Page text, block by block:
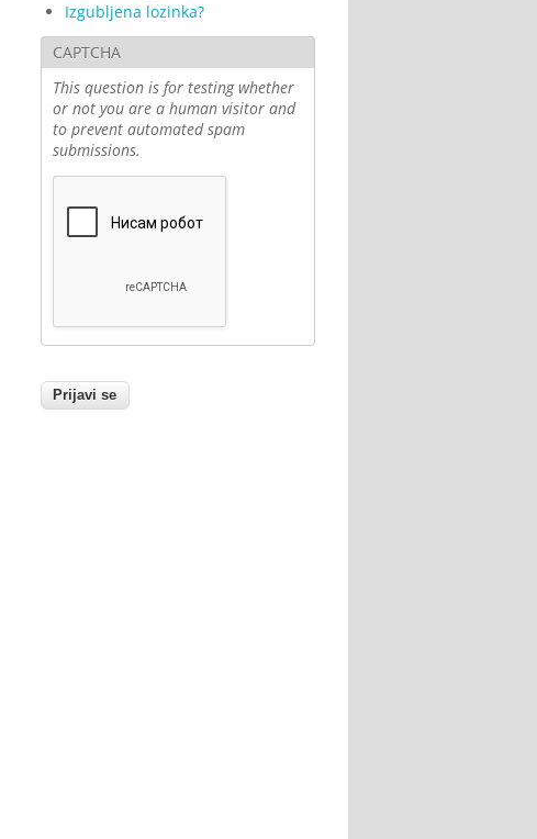
Izgubljena lozinka?
CAPTCHA
This question is for testing whether
or not you are a human visitor and
to prevent automated spam
submissions.